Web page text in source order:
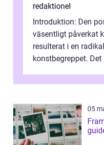
redaktionel
Introduktion: Den
väsentligt påverkat
resulterat i en
konstbegreppet.
05